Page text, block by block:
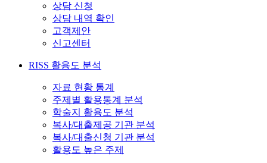
상담 신청
상담 내역 확인
고객제안
신고센터
RISS 활용도 분석
자료 현황 통계
주제별 활용통계 분석
학술지 활용도 분석
복사/대출제공 기관 분석
복사/대출신청 기관 분석
활용도 높은 주제